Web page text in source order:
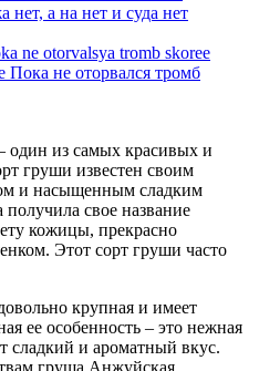
а на нет и суда нет
Пока не оторвался тромб
один из самых красивых и
груши известен своим
и насыщенным сладким
свое название
кожицы, прекрасно
Этот сорт груши часто
крупная и имеет
ее особенность – это нежная
сладкий и ароматный вкус.